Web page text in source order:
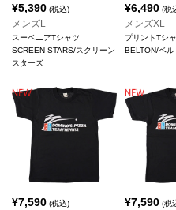
¥5,390 (税込)
メンズL
スーベニアTシャツ
SCREEN STARS/スクリーン
スターズ
¥6,490(税
メンズXL
プリントTシ
BELTON/ベル
¥7,590 (税込) ¥7,590(税